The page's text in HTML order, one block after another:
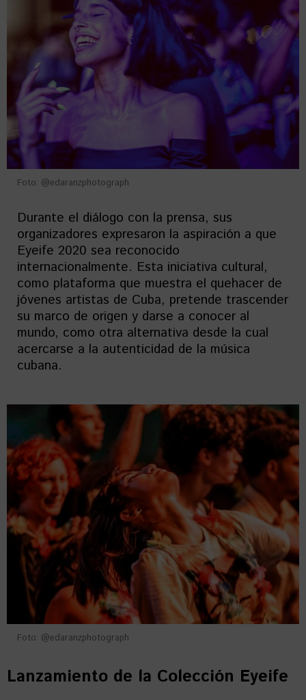
Foto: @edaranzphotograph
Durante el diálogo con la prensa, sus
organizadores expresaron la aspiración a que
Eyeife 2020 sea reconocido
internacionalmente. Esta iniciativa cultural,
como plataforma que muestra el quehacer de
jóvenes artistas de Cuba, pretende trascender
su marco de origen y darse a conocer al
mundo, como otra alternativa desde la cual
acercarse a la autenticidad de la música
cubana.
Foto: @edaranzphotograph
Lanzamiento de la Colección Eyeife